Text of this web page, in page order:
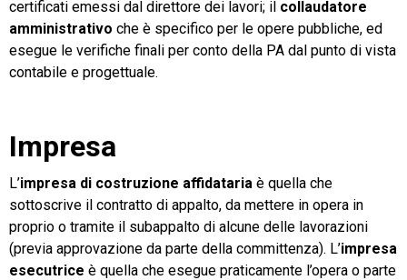
certificati emessi dal direttore dei lavori; il collaudatore
amministrativo che è specifico per le opere pubbliche, ed
esegue le verifiche finali per conto della PA dal punto di vista
contabile e progettuale.
Impresa
L’impresa di costruzione affidataria è quella che
sottoscrive il contratto di appalto, da mettere in opera in
proprio o tramite il subappalto di alcune delle lavorazioni
(previa approvazione da parte della committenza). L’impresa
esecutrice è quella che esegue praticamente l’opera o parte